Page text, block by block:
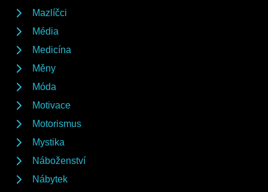
Mazlíčci
Média
Medicína
Měny
Móda
Motivace
Motorismus
Mystika
Náboženství
Nábytek